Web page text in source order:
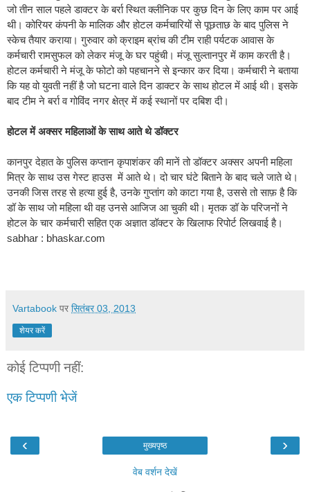
जो तीन साल पहले डाक्टर के बर्रा स्थित क्लीनिक पर कुछ दिन के लिए काम पर आई
थी। कोरियर कंपनी के मालिक और होटल कर्मचारियों से पूछताछ के बाद पुलिस ने
स्केच तैयार कराया। गुरुवार को क्राइम ब्रांच की टीम राही पर्यटक आवास के
कर्मचारी रामसुफल को लेकर मंजू के घर पहुंची। मंजू सुल्तानपुर में काम करती है।
होटल कर्मचारी ने मंजू के फोटो को पहचानने से इन्कार कर दिया। कर्मचारी ने बताया
कि यह वो युवती नहीं है जो घटना वाले दिन डाक्टर के साथ होटल में आई थी। इसके
बाद टीम ने बर्रा व गोविंद नगर क्षेत्र में कई स्थानों पर दबिश दी।
होटल में अक्सर महिलाओं के साथ आते थे डॉक्टर
कानपुर देहात के पुलिस कप्तान कृपाशंकर की मानें तो डॉक्‍टर अक्सर अपनी महिला
मित्र के साथ उस गेस्‍ट हाउस में आते थे। दो चार घंटे बिताने के बाद चले जाते थे।
उनकी जिस तरह से हत्या हुई है, उनके गुप्तांग को काटा गया है, उससे तो साफ़ है कि
डॉ के साथ जो महिला थी वह उनसे आजिज आ चुकी थी। मृतक डॉ के परिजनों ने
होटल के चार कर्मचारी सहित एक अज्ञात डॉक्टर के खिलाफ रिपोर्ट लिखवाई है।
sabhar : bhaskar.com
Vartabook पर सितंबर 03, 2013
शेयर करें
कोई टिप्पणी नहीं:
एक टिप्पणी भेजें
‹ ›
मुख्यपृष्ठ
वेब वर्शन देखें